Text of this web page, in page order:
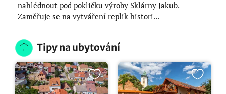
nahlédnout pod pokličku výroby Sklárny Jakub.
Zaměřuje se na vytváření replik histori...
Tipy na ubytování